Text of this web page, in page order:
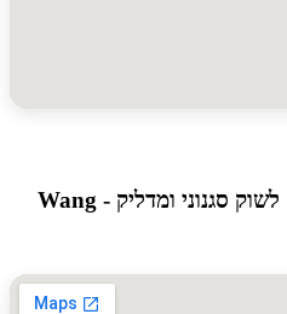
Prannok Pier - N10 המזח לשוק סגנוני ומדליק - Wang